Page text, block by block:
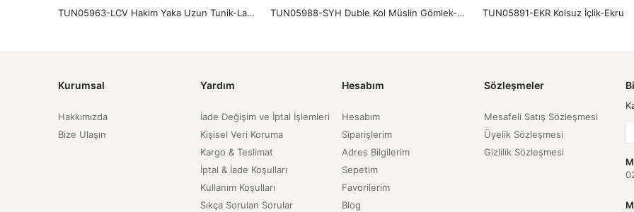
TUN05963-LCV Hakim Yaka Uzun Tunik-Lacivert TUN05988-SYH Duble Kol Müslin Gömlek-Siyah TUN05891-EKR Kolsuz İçlik-Ekru
Kurumsal
Hakkımızda
Bize Ulaşın
Yardım
İade Değişim ve İptal İşlemleri
Kişisel Veri Koruma
Kargo & Teslimat
İptal & İade Koşulları
Kullanım Koşulları
Sıkça Sorulan Sorular
Hesabım
Hesabım
Siparişlerim
Adres Bilgilerim
Sepetim
Favorilerim
Blog
Sözleşmeler
Mesafeli Satış Sözleşmesi
Üyelik Sözleşmesi
Gizlilik Sözleşmesi